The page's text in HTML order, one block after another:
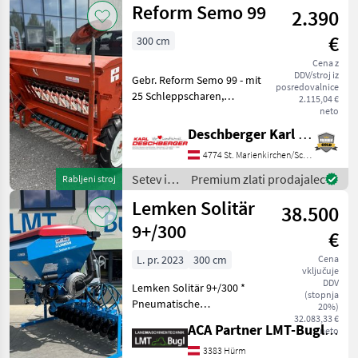
Stegsted
Rabljeni stroj
Reform Semo 99
2.390
€
Cena z
DDV/stroj iz
posredovalnice
2.115,04 €
neto
300 cm
Gebr. Reform Semo 99 - mit
25 Schleppscharen,
Spuranreißer, 3m Säbreite,
12 m Fahrgassenschaltung,
Hektarzähler und Striegel .
Ihr Ansprechpartner - Hr
Deschberger Karl Landtechnik GesmbH & Co KG
4774 St. Marienkirchen/Schärding
Setev in
nega /
Reform
Premium zlati prodajalec
Lemken Solitär
9+/300
38.500
€
Cena
vključuje
DDV
(stopnja
20%)
32.083,33 €
neto
L. pr. 2023
300 cm
Lemken Solitär 9+/300 *
Pneumatische
Elektronische
Drillmaschinensteuerung
ACA Partner LMT-Bugl GmbH
3383 Hürm